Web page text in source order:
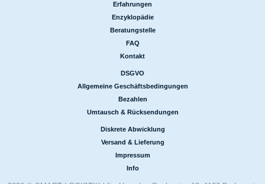
Erfahrungen
Enzyklopädie
Beratungstelle
FAQ
Kontakt
DSGVO
Allgemeine Geschäftsbedingungen
Bezahlen
Umtausch & Rücksendungen
Diskrete Abwicklung
Versand & Lieferung
Impressum
Info